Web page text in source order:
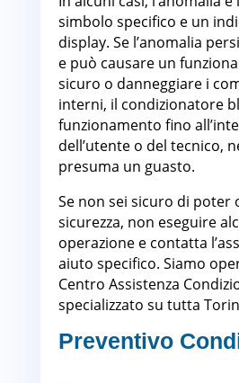
simbolo specifico e un
display. Se l’anomalia
e può causare un
sicuro o danneggiare i
interni, il condizionatore
funzionamento fino
dell’utente o del tecnico,
presuma un guasto.
Se non sei sicuro di poter
sicurezza, non eseguire
operazione e contatta
aiuto specifico. Siamo
Centro Assistenza
specializzato su tutta
Preventivo